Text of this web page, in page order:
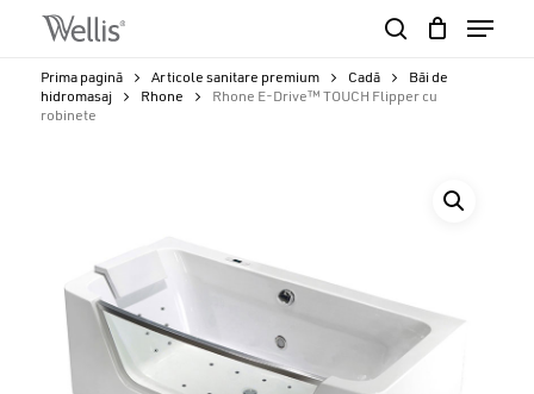
content
Menu
Prima pagină Articole sanitare premium Cadă
Băi de
hidromasaj
Rhone
Rhone E-Drive™ TOUCH Flipper cu
robinete